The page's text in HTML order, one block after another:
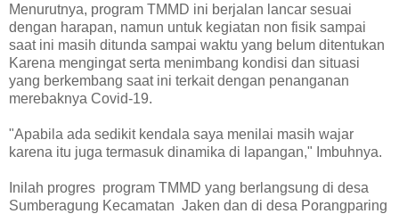
Menurutnya, program TMMD ini berjalan lancar sesuai
dengan harapan, namun untuk kegiatan non fisik sampai
saat ini masih ditunda sampai waktu yang belum ditentukan
Karena mengingat serta menimbang kondisi dan situasi
yang berkembang saat ini terkait dengan penanganan
merebaknya Covid-19.
"Apabila ada sedikit kendala saya menilai masih wajar
karena itu juga termasuk dinamika di lapangan," Imbuhnya.
Inilah progres program TMMD yang berlangsung di desa
Sumberagung Kecamatan Jaken dan di desa Porangparing